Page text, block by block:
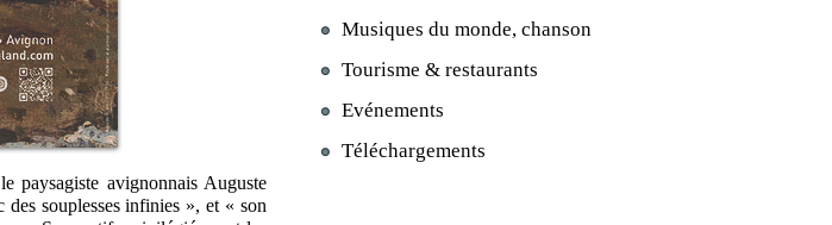
paysagiste avignonnais Auguste
souplesses infinies », et « son
Musiques du monde, chanson
Tourisme & restaurants
Evénements
Téléchargements